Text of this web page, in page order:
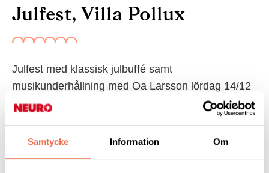
Samtycke Information Om
Julfest, Villa Pollux
Julfest med klassisk julbuffé samt
musikunderhållning med Oa Larsson lördag 14/12
kl. 13-16.30 i Villa Pollux.